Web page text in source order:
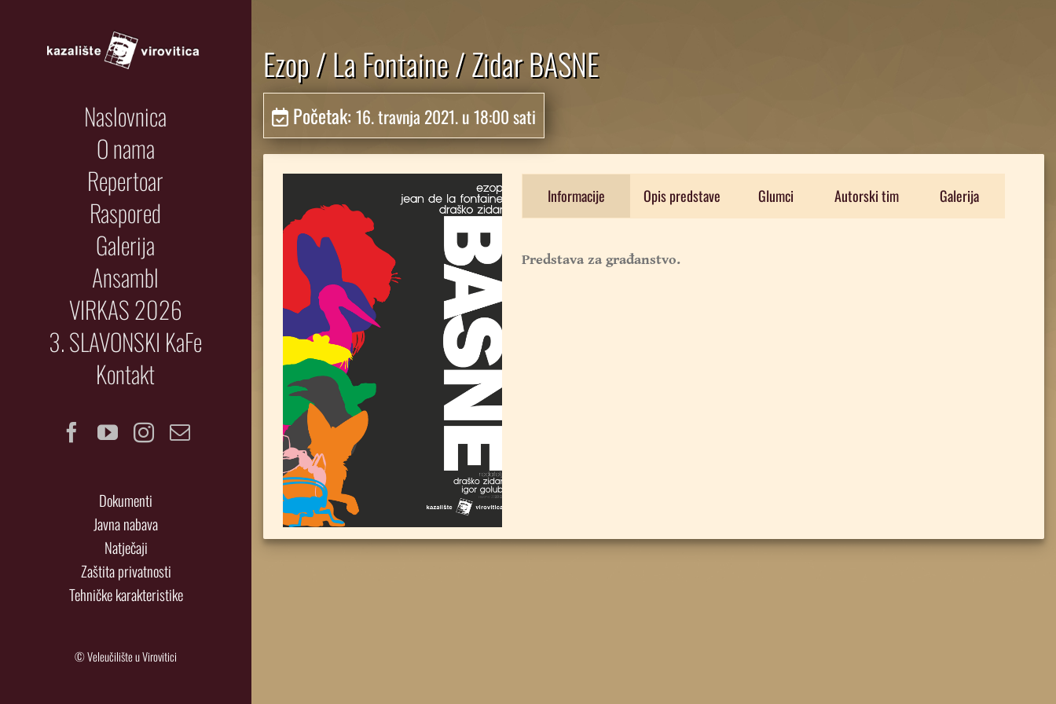
Naslovnica
O nama
Repertoar
Raspored
Galerija
Ansambl
VIRKAS 2026
3. SLAVONSKI KaFe
Kontakt
Facebook
YouTubeInstagram
Email
Dokumenti
Javna nabava
Natječaji
Zaštita privatnosti
Tehničke karakteristike
© Veleučilište u Virovitici
Ezop / La Fontaine / Zidar BASNE
Početak: 16. travnja 2021. u 18:00 sati
Informacije Opis predstave Glumci Autorski tim Galerija
Predstava za građanstvo.